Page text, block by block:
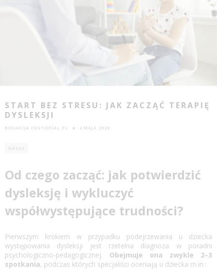
START BEZ STRESU: JAK ZACZĄĆ TERAPIĘ
DYSLEKSJI
REDAKCJA EDUTORIAL.PL 4 MAJA 2026
NAUKA
Od czego zacząć: jak potwierdzić
dysleksję i wykluczyć
współwystępujące trudności?
Pierwszym krokiem w przypadku podejrzewania u dziecka
występowania dysleksji jest rzetelna diagnoza w poradni
psychologiczno-pedagogicznej. Obejmuje ona zwykle 2–3
spotkania, podczas których specjaliści oceniają u dziecka m.in.: